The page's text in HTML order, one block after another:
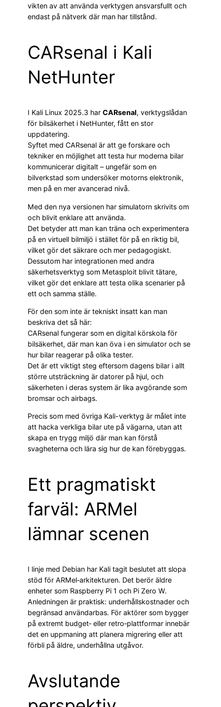
vikten av att använda verktygen ansvarsfullt och
endast på nätverk där man har tillstånd.
CARsenal i Kali
NetHunter
I Kali Linux 2025.3 har CARsenal, verktygslådan
för bilsäkerhet i NetHunter, fått en stor
uppdatering.
Syftet med CARsenal är att ge forskare och
tekniker en möjlighet att testa hur moderna bilar
kommunicerar digitalt – ungefär som en
bilverkstad som undersöker motorns elektronik,
men på en mer avancerad nivå.
Med den nya versionen har simulatorn skrivits om
och blivit enklare att använda.
Det betyder att man kan träna och experimentera
på en virtuell bilmiljö i stället för på en riktig bil,
vilket gör det säkrare och mer pedagogiskt.
Dessutom har integrationen med andra
säkerhetsverktyg som Metasploit blivit tätare,
vilket gör det enklare att testa olika scenarier på
ett och samma ställe.
För den som inte är tekniskt insatt kan man
beskriva det så här:
CARsenal fungerar som en digital körskola för
bilsäkerhet, där man kan öva i en simulator och se
hur bilar reagerar på olika tester.
Det är ett viktigt steg eftersom dagens bilar i allt
större utsträckning är datorer på hjul, och
säkerheten i deras system är lika avgörande som
bromsar och airbags.
Precis som med övriga Kali-verktyg är målet inte
att hacka verkliga bilar ute på vägarna, utan att
skapa en trygg miljö där man kan förstå
svagheterna och lära sig hur de kan förebyggas.
Ett pragmatiskt
farväl: ARMel
lämnar scenen
I linje med Debian har Kali tagit beslutet att slopa
stöd för ARMel‑arkitekturen. Det berör äldre
enheter som Raspberry Pi 1 och Pi Zero W.
Anledningen är praktisk: underhållskostnader och
begränsad användarbas. För aktörer som bygger
på extremt budget‑ eller retro‑plattformar innebär
det en uppmaning att planera migrering eller att
förbli på äldre, underhållna utgåvor.
Avslutande